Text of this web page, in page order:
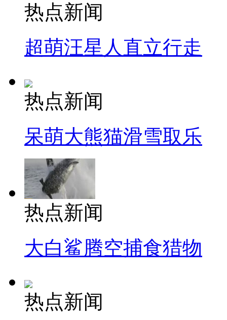
热点新闻
超萌汪星人直立行走
热点新闻
呆萌大熊猫滑雪取乐
热点新闻
大白鲨腾空捕食猎物
热点新闻